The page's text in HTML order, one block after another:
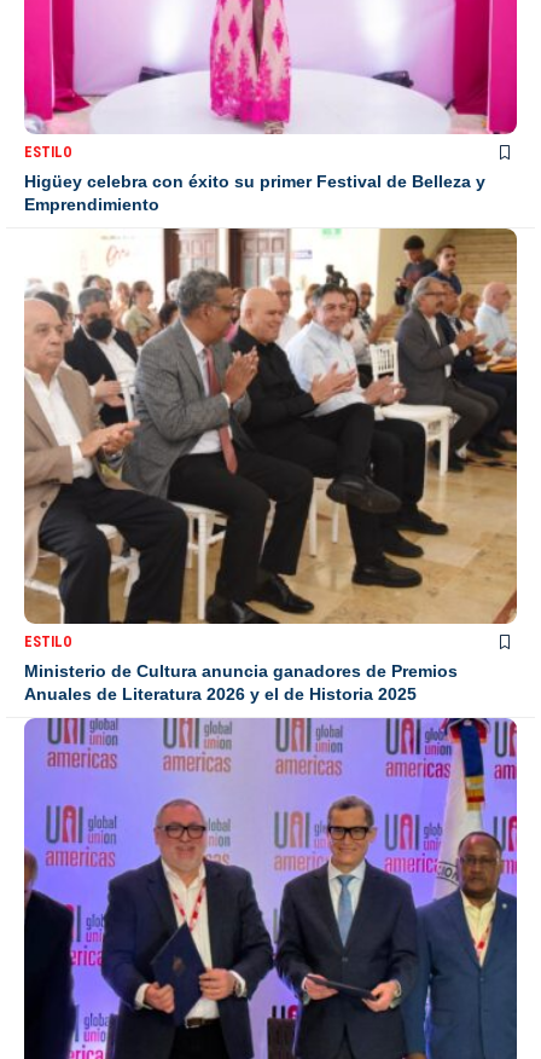
ESTILO
Higüey celebra con éxito su primer Festival de Belleza y
Emprendimiento
ESTILO
Ministerio de Cultura anuncia ganadores de Premios
Anuales de Literatura 2026 y el de Historia 2025